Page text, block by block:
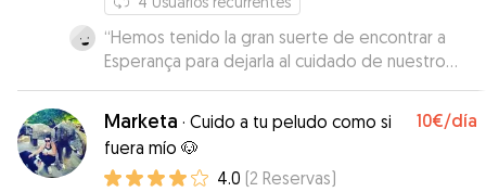
“Hemos tenido la gran suerte de encontrar a
Esperança para dejarla al cuidado de nuestro
"Lucho" . Esperança e Ivan te cuidan a tu mascota
como si estuviera en casa, juegos, paseos,
mimos...incluso subir al sofá y a la cama...ups!
(siempre que el amo esté de acuerdo). Lucho se
lo ha pasado pipa y ha hecho una nueva amiga
Marketa · Cuido a tu peludo como si
fuera mío 🐶
10€/día
4.0 (2 Reservas)